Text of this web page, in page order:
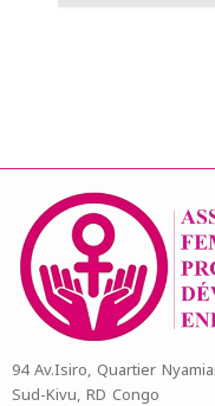
94 Av.Isiro, Quartier
Sud-Kivu, RD Congo